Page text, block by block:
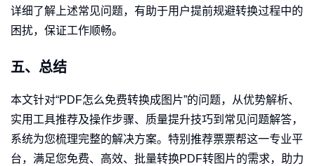
详细了解上述常见问题，有助于用户提前规避转换过程中的
困扰，保证工作顺畅。
五、总结
本文针对“PDF怎么免费转换成图片”的问题，从优势解析、
实用工具推荐及操作步骤、质量提升技巧到常见问题解答，
系统为您梳理完整的解决方案。特别推荐票票帮这一专业平
台，满足您免费、高效、批量转换PDF转图片的需求，助力